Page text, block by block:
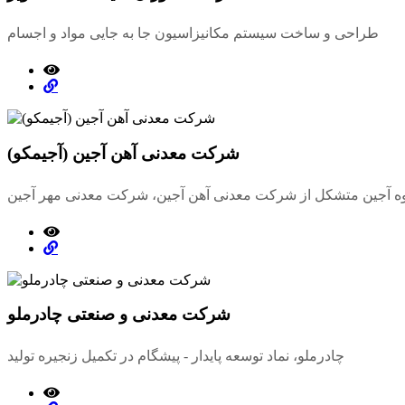
طراحی و ساخت سیستم مکانیزاسیون جا به جایی مواد و اجسام
شرکت معدنی آهن آجین (آجیمکو)
شرکت معدنی و صنعتی چادرملو
چادرملو، نماد توسعه پایدار - پیشگام در تکمیل زنجیره تولید